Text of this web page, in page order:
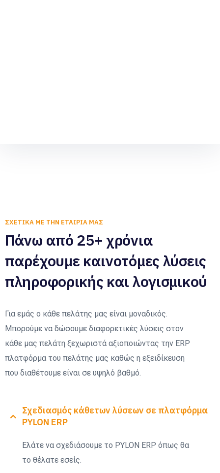
ΣΧΕΤΙΚΆ ΜΕ ΤΗΝ ΕΤΑΙΡΊΑ ΜΑΣ
Πάνω από 25+ χρόνια
παρέχουμε καινοτόμες λύσεις
πληροφορικής και λογισμικού
Για εμάς ο κάθε πελάτης μας είναι μοναδικός.
Μπορούμε να δώσουμε διαφορετικές λύσεις στον
κάθε μας πελάτη ξεχωριστά αξιοποιώντας την ERP
πλατφόρμα του πελάτης μας καθώς η εξειδίκευση
που διαθέτουμε είναι σε υψηλό βαθμό.
Σχεδιασμός κάθετων λύσεων σε πλατφόρμα
PYLON ERP
Ελάτε να σχεδιάσουμε το PYLON ERP όπως θα
το θέλατε εσείς.